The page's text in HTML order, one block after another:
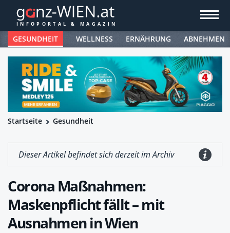
GESUNDHEIT WELLNESS ERNÄHRUNG ABNEHMEN
Startseite Gesundheit
Dieser Artikel befindet sich derzeit im Archiv
Corona Maßnahmen:
Maskenpflicht fällt – mit
Ausnahmen in Wien